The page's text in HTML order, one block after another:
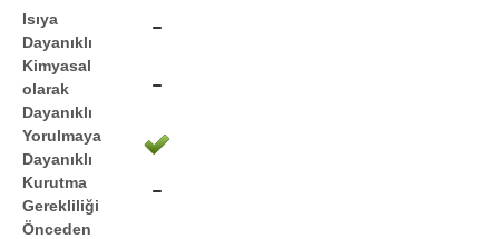
Isıya
Dayanıklı
Kimyasal
olarak
Dayanıklı
Yorulmaya
Dayanıklı
Kurutma
Gerekliliği
Önceden